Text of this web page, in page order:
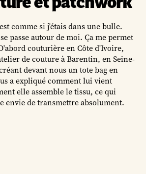
comme si j'étais dans une bulle.
passe autour de moi. Ça me permet
couturière en Côte d'Ivoire,
de couture à Barentin, en Seine-
devant nous un tote bag en
a expliqué comment lui vient
elle assemble le tissu, ce qui
envie de transmettre absolument.